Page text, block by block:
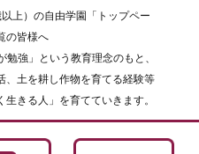
上）の自由学園「トップペー
の皆様へ
強」という教育理念のもと、
、土を耕し作物を育てる経験等
きる人」を育てていきます。